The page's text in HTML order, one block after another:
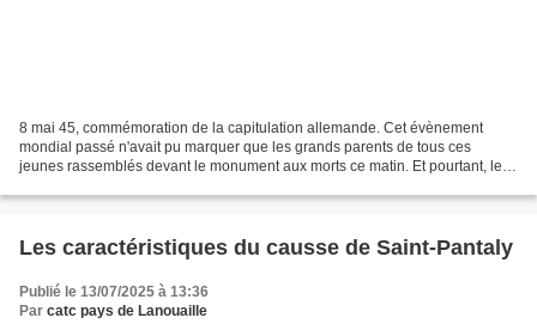
8 mai 45, commémoration de la capitulation allemande. Cet évènement
mondial passé n'avait pu marquer que les grands parents de tous ces
jeunes rassemblés devant le monument aux morts ce matin. Et pourtant, les
Les caractéristiques du causse de Saint-Pantaly
Publié le 13/07/2025 à 13:36
Par catc pays de Lanouaille